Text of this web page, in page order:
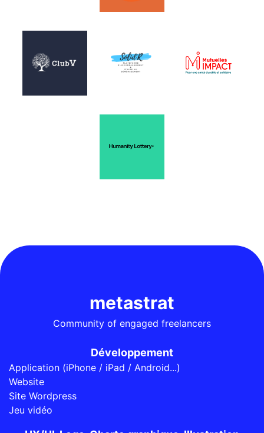
metastrat
Community of engaged freelancers
Développement
Application (iPhone / iPad / Android...)
Website
Site Wordpress
Jeu vidéo